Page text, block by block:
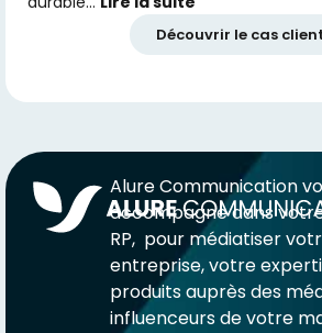
Découvrir le cas client
Alure Communication
accompagne dans
RP, pour médiatiser
entreprise, votre
produits auprès des
influenceurs de votre